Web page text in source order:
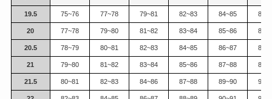
19.5 75~76 77~78 79~81 82~83 84~85
20 77~78 79~80 81~82 83~84 85~86
20.5 78~79 80~81 82~83 84~85 86~87
21 79~80 81~82 83~84 85~86 87~88
21.5 80~81 82~83 84~86 87~88 89~90